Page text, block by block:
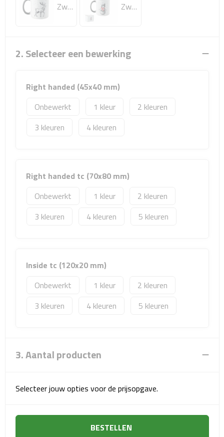
Promo rugzakjes
Schoenentassen
Fietstassen
Reizen
Reisbekers
Koffersloten
Zwart Zwart/Rood
2. Selecteer een bewerking
Right handed (45x40 mm)
Onbewerkt
1
2
3
4
Right handed tc (70x80 mm)
Onbewerkt
1
2
3
4 5
Inside tc (120x20 mm)
Onbewerkt
1
2
3
4 5
3. Aantal producten
Selecteer jouw opties voor de prijsopgave.
BESTELLEN